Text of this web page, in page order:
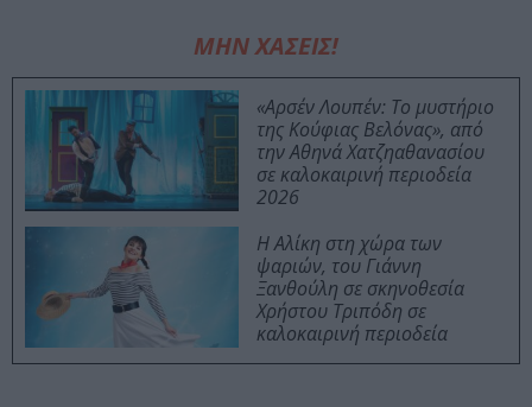
ΜΗΝ ΧΑΣΕΙΣ!
«Αρσέν Λουπέν: Το μυστήριο
της Κούφιας Βελόνας», από
την Αθηνά Χατζηαθανασίου
σε καλοκαιρινή περιοδεία
2026
Η Αλίκη στη χώρα των
ψαριών, του Γιάννη
Ξανθούλη σε σκηνοθεσία
Χρήστου Τριπόδη σε
καλοκαιρινή περιοδεία